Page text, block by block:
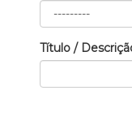
Título /